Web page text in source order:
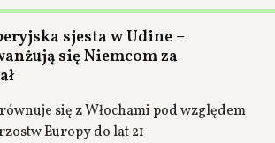
sjesta w Udine –
się Niemcom za
się z Włochami pod względem
Europy do lat 21